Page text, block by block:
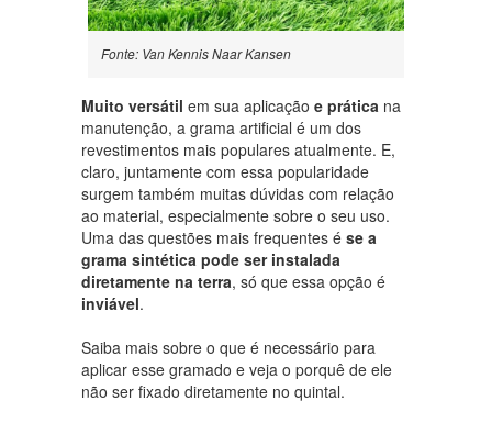
Fonte: Van Kennis Naar Kansen
Muito versátil em sua aplicação e prática na
manutenção, a grama artificial é um dos
revestimentos mais populares atualmente. E,
claro, juntamente com essa popularidade
surgem também muitas dúvidas com relação
ao material, especialmente sobre o seu uso.
Uma das questões mais frequentes é se a
grama sintética pode ser instalada
diretamente na terra, só que essa opção é
inviável.
Saiba mais sobre o que é necessário para
aplicar esse gramado e veja o porquê de ele
não ser fixado diretamente no quintal.